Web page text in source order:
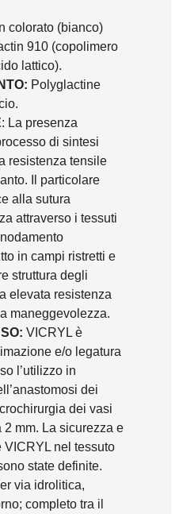
colorato (bianco)
910 (copolimero
lattico).
Polyglactine
: La presenza
di sintesi
resistenza tensile
Il particolare
alla sutura
attraverso i tessuti
in campi ristretti e
struttura degli
elevata resistenza
maneggevolezza.
VICRYL è
e/o legatura
l’utilizzo in
dei
dei vasi
mm. La sicurezza e
VICRYL nel tessuto
state definite.
via idrolitica,
completo tra il